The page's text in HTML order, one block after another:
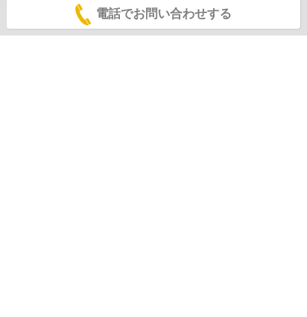
電話でお問い合わせする